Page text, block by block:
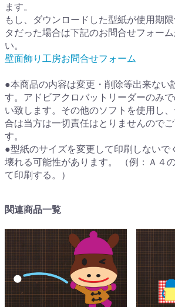
ます。
もし、ダウンロードした型紙が使用期
タだった場合は下記のお問合せフォー
い。
壁面飾り工房お問合せフォーム
●本商品の内容は変更・削除等出来ない
す。アドビアクロバットリーダーのみ
い致します。その他のソフトを使用し
合は当方は一切責任はとりませんので
す。
●型紙のサイズを変更して印刷しないで
壊れる可能性があります。 （例：Ａ４
て印刷する。）
関連商品一覧